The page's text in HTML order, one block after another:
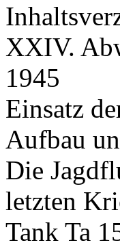
XXIV.
1945
Einsatz
Aufbau
Die
letzten
Tank Ta